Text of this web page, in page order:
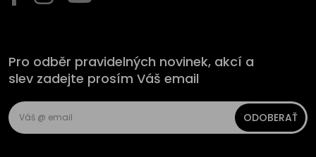
Pro odběr pravidelných novinek, akcí a
slev zadejte prosím Váš email
ODOBERAŤ